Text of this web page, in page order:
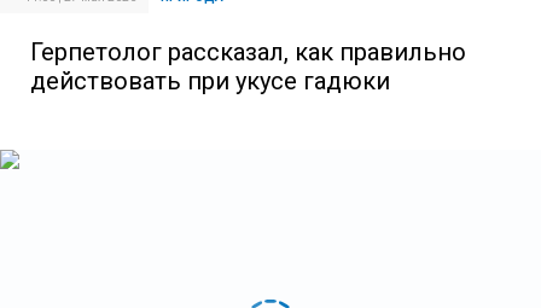
Герпетолог рассказал, как правильно
действовать при укусе гадюки